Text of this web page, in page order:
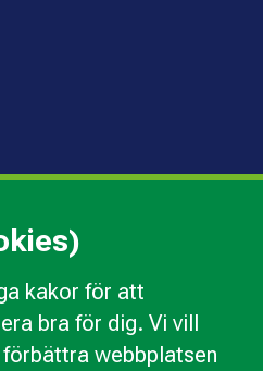
kakor för att
bra för dig. Vi vill
webbplatsen